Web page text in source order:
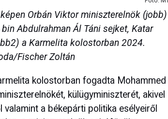
Orbán Viktor miniszterelnök (jobb)
Abdulrahman Ál Táni sejket, Katar
a Karmelita kolostorban 2024.
Fischer Zoltán
kolostorban fogadta Mohammed
külügyminiszterét, akivel
a békepárti politika esélyeiről